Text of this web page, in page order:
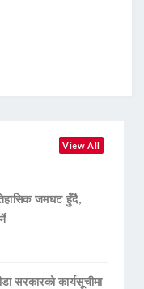
View All
जमघट हुँदै,
सरकारको कार्यसूचीमा